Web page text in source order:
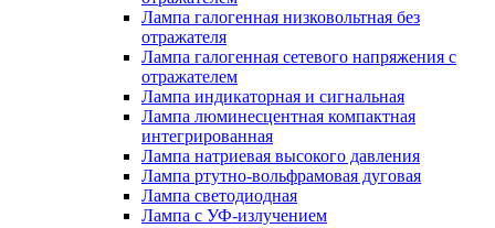
Лампа галогенная низковольтная без
отражателя
Лампа галогенная сетевого напряжения с
отражателем
Лампа индикаторная и сигнальная
Лампа люминесцентная компактная
интегрированная
Лампа натриевая высокого давления
Лампа ртутно-вольфрамовая дуговая
Лампа светодиодная
Лампа с УФ-излучением